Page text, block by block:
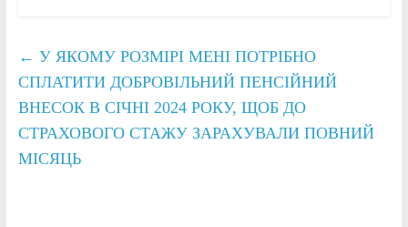
← У ЯКОМУ РОЗМІРІ МЕНІ ПОТРІБНО
СПЛАТИТИ ДОБРОВІЛЬНИЙ ПЕНСІЙНИЙ
ВНЕСОК В СІЧНІ 2024 РОКУ, ЩОБ ДО
СТРАХОВОГО СТАЖУ ЗАРАХУВАЛИ ПОВНИЙ
МІСЯЦЬ